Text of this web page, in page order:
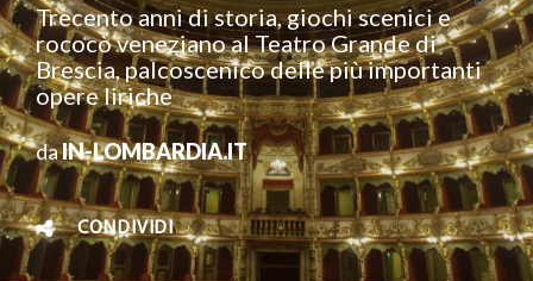
Trecento anni di storia, giochi scenici e
rococò veneziano al Teatro Grande di
Brescia, palcoscenico delle più importanti
opere liriche
daIN-LOMBARDIA.IT
CONDIVIDI